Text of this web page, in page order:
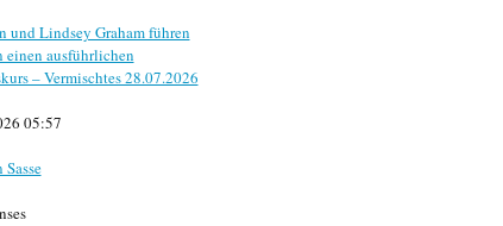
und Lindsey Graham führen
einen ausführlichen
– Vermischtes 28.07.2026
05:57
Sasse